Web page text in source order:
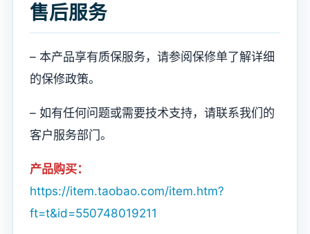
售后服务
– 本产品享有质保服务，请参阅保修单了解详细
的保修政策。
– 如有任何问题或需要技术支持，请联系我们的
客户服务部门。
产品购买：
https://item.taobao.com/item.htm?
ft=t&id=550748019211